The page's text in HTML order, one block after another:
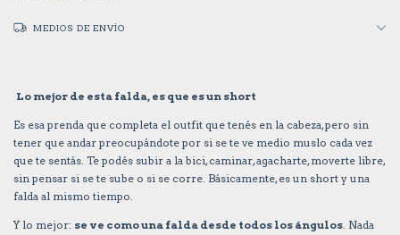
MEDIOS DE ENVÍO
Lo mejor de esta falda, es que es un short
Es esa prenda que completa el outfit que tenés en la cabeza, pero sin
tener que andar preocupándote por si se te ve medio muslo cada vez
que te sentás. Te podés subir a la bici, caminar, agacharte, moverte libre,
sin pensar si se te sube o si se corre. Básicamente, es un short y una
falda al mismo tiempo.
Y lo mejor: se ve como una falda desde todos los ángulos. Nada